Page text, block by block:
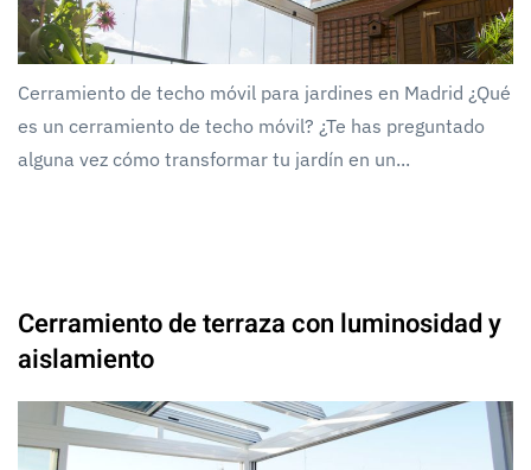
Cerramiento de techo móvil para jardines en Madrid ¿Qué
es un cerramiento de techo móvil? ¿Te has preguntado
alguna vez cómo transformar tu jardín en un...
Cerramiento de terraza con luminosidad y
aislamiento